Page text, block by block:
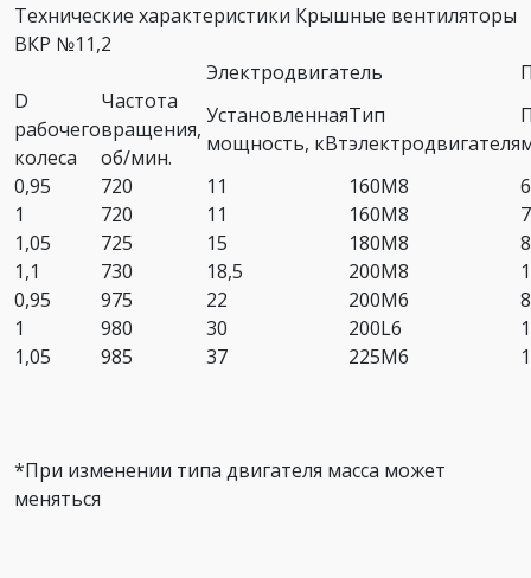
Технические характеристики Крышные вентиляторы
ВКР №11,2
Электродвигатель
D
рабочего
колеса
Частота
вращения,
об/мин.
Установленная
мощность, кВт
Тип
электродвигателя
0,95
720 11 160М8
1
720 11 160М8
1,05
725 15 180М8
1,1
730 18,5 200М8
0,95
975 22 200М6
1
980 30 200L6
1,05
985 37 225М6
*При изменении типа двигателя масса может
меняться